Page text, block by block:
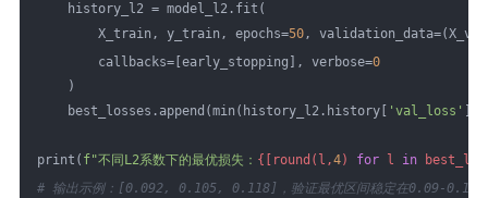
history_l2 = model_l2.fit(
X_train, y_train, epochs=50,
callbacks=[early_stopping], verbose=0
)
best_losses.append(min(history_l2.history[
'val_loss'
print( f"不同L2系数下的最优损失： {[round(l,4) for l in
# 输出示例：[0.092, 0.105, 0.118]，验证最优区间稳定在0.09-0.12